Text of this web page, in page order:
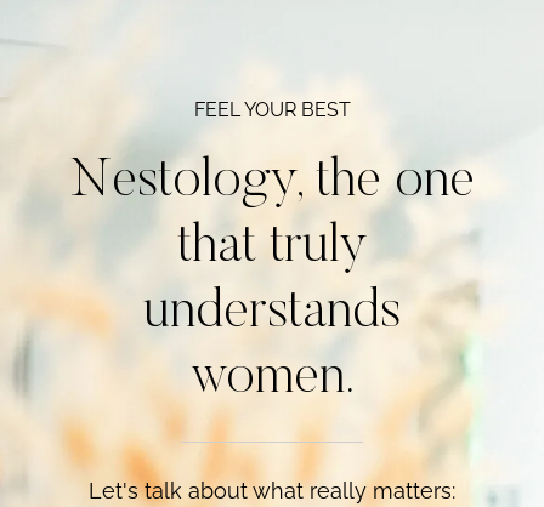
FEEL YOUR BEST
Nestology, the one
that truly
understands
women.
Let's talk about what really matters: